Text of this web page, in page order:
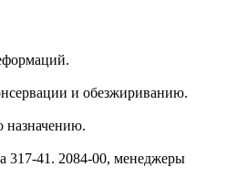
и обезжириванию.
назначению.
317-41. 2084-00, менеджеры